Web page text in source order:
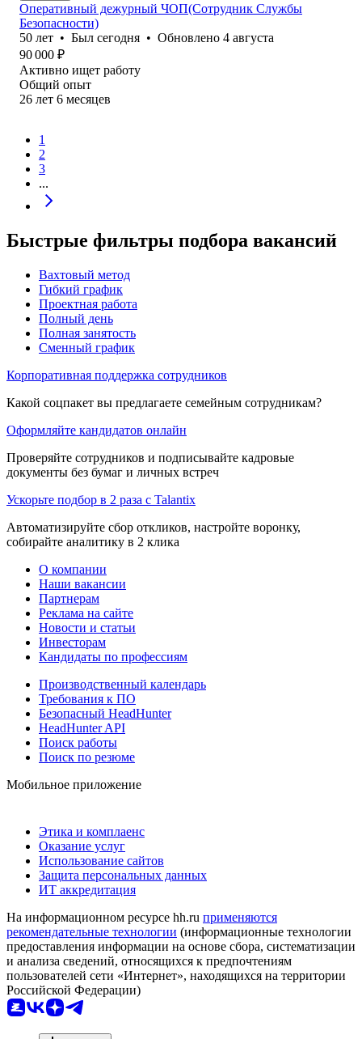
Оперативный дежурный ЧОП(Сотрудник Службы
Безопасности)
50 лет • Был сегодня • Обновлено 4 августа
90 000 ₽
Активно ищет работу
Общий опыт
26 лет 6 месяцев
1
2
3
...
Быстрые фильтры подбора вакансий
Вахтовый метод
Гибкий график
Проектная работа
Полный день
Полная занятость
Сменный график
Корпоративная поддержка сотрудников
Какой соцпакет вы предлагаете семейным сотрудникам?
Оформляйте кандидатов онлайн
Проверяйте сотрудников и подписывайте кадровые
документы без бумаг и личных встреч
Ускорьте подбор в 2 раза с Talantix
Автоматизируйте сбор откликов, настройте воронку,
собирайте аналитику в 2 клика
О компании
Наши вакансии
Партнерам
Реклама на сайте
Новости и статьи
Инвесторам
Кандидаты по профессиям
Производственный календарь
Требования к ПО
Безопасный HeadHunter
HeadHunter API
Поиск работы
Поиск по резюме
Мобильное приложение
Этика и комплаенс
Оказание услуг
Использование сайтов
Защита персональных данных
ИТ аккредитация
На информационном ресурсе hh.ru применяются
рекомендательные технологии (информационные технологии
предоставления информации на основе сбора, систематизации
и анализа сведений, относящихся к предпочтениям
пользователей сети «Интернет», находящихся на территории
Российской Федерации)